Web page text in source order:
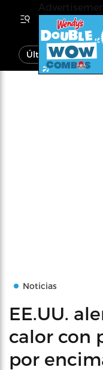
Última Hora
Noticias
EE.UU.
calor con
por